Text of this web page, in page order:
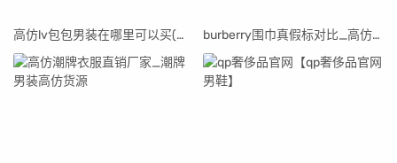
高仿lv包包男装在哪里可以买(高仿LV男包在哪里买) burberry围巾真假标对比_高仿burberry围巾